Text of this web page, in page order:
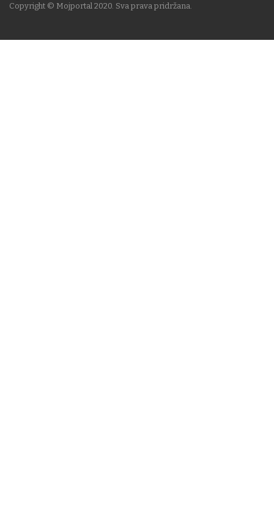
Copyright © Mojportal 2020. Sva prava pridržana.